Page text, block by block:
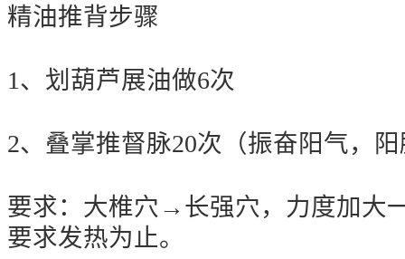
精油推背步骤
1、划葫芦展油做6次
2、叠掌推督脉20次（振奋阳气，
要求：大椎穴→长强穴，力度加大
要求发热为止。